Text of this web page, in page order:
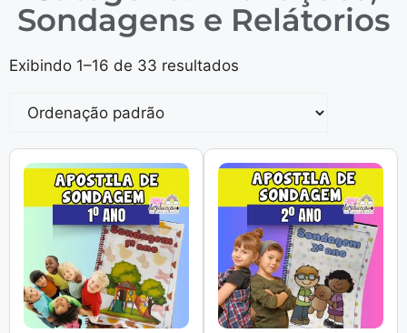
Sondagens e Relátorios
Exibindo 1–16 de 33 resultados